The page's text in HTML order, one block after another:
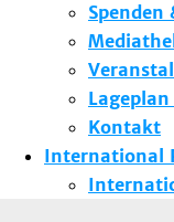
Spenden
Kontakt
International